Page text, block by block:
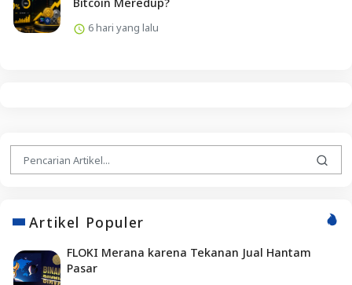
Bitcoin Meredup?
6 hari yang lalu
Artikel Populer
FLOKI Merana karena Tekanan Jual Hantam
Pasar